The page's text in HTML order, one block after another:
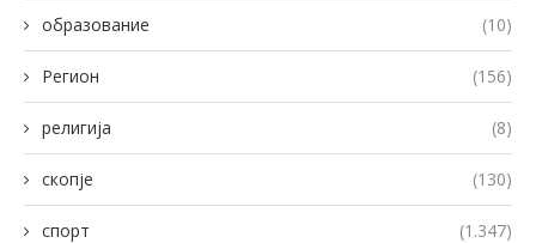
образование (10)
Регион (156)
религија (8)
скопје (130)
спорт (1.347)